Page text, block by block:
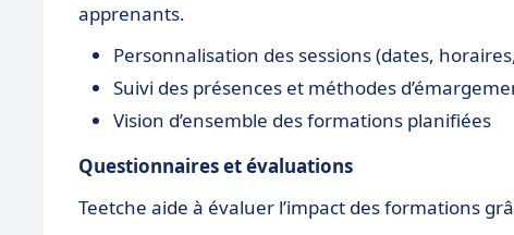
apprenants.
Personnalisation des sessions (dates,
Suivi des présences et méthodes
Vision d’ensemble des formations planifiées
Questionnaires et évaluations
Teetche aide à évaluer l’impact des formations